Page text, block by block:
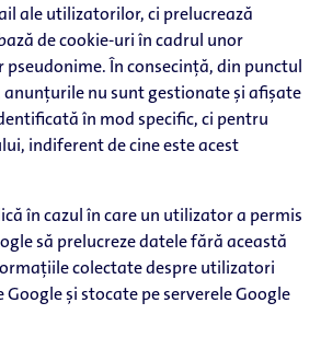
ale utilizatorilor, ci prelucrează
de cookie-uri în cadrul unor
În consecință, din punctul
anunțurile nu sunt gestionate și afișate
în mod specific, ci pentru
indiferent de cine este acest
în cazul în care un utilizator a permis
să prelucreze datele fără această
colectate despre utilizatori
și stocate pe serverele Google